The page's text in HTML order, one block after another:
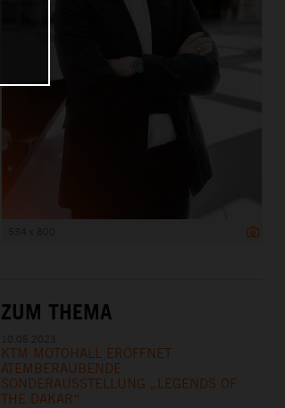
ZUM THEMA
KTM MOTOHALL ERÖFFNET
ATEMBERAUBENDE
SONDERAUSSTELLUNG „LEGENDS OF
THE DAKAR“